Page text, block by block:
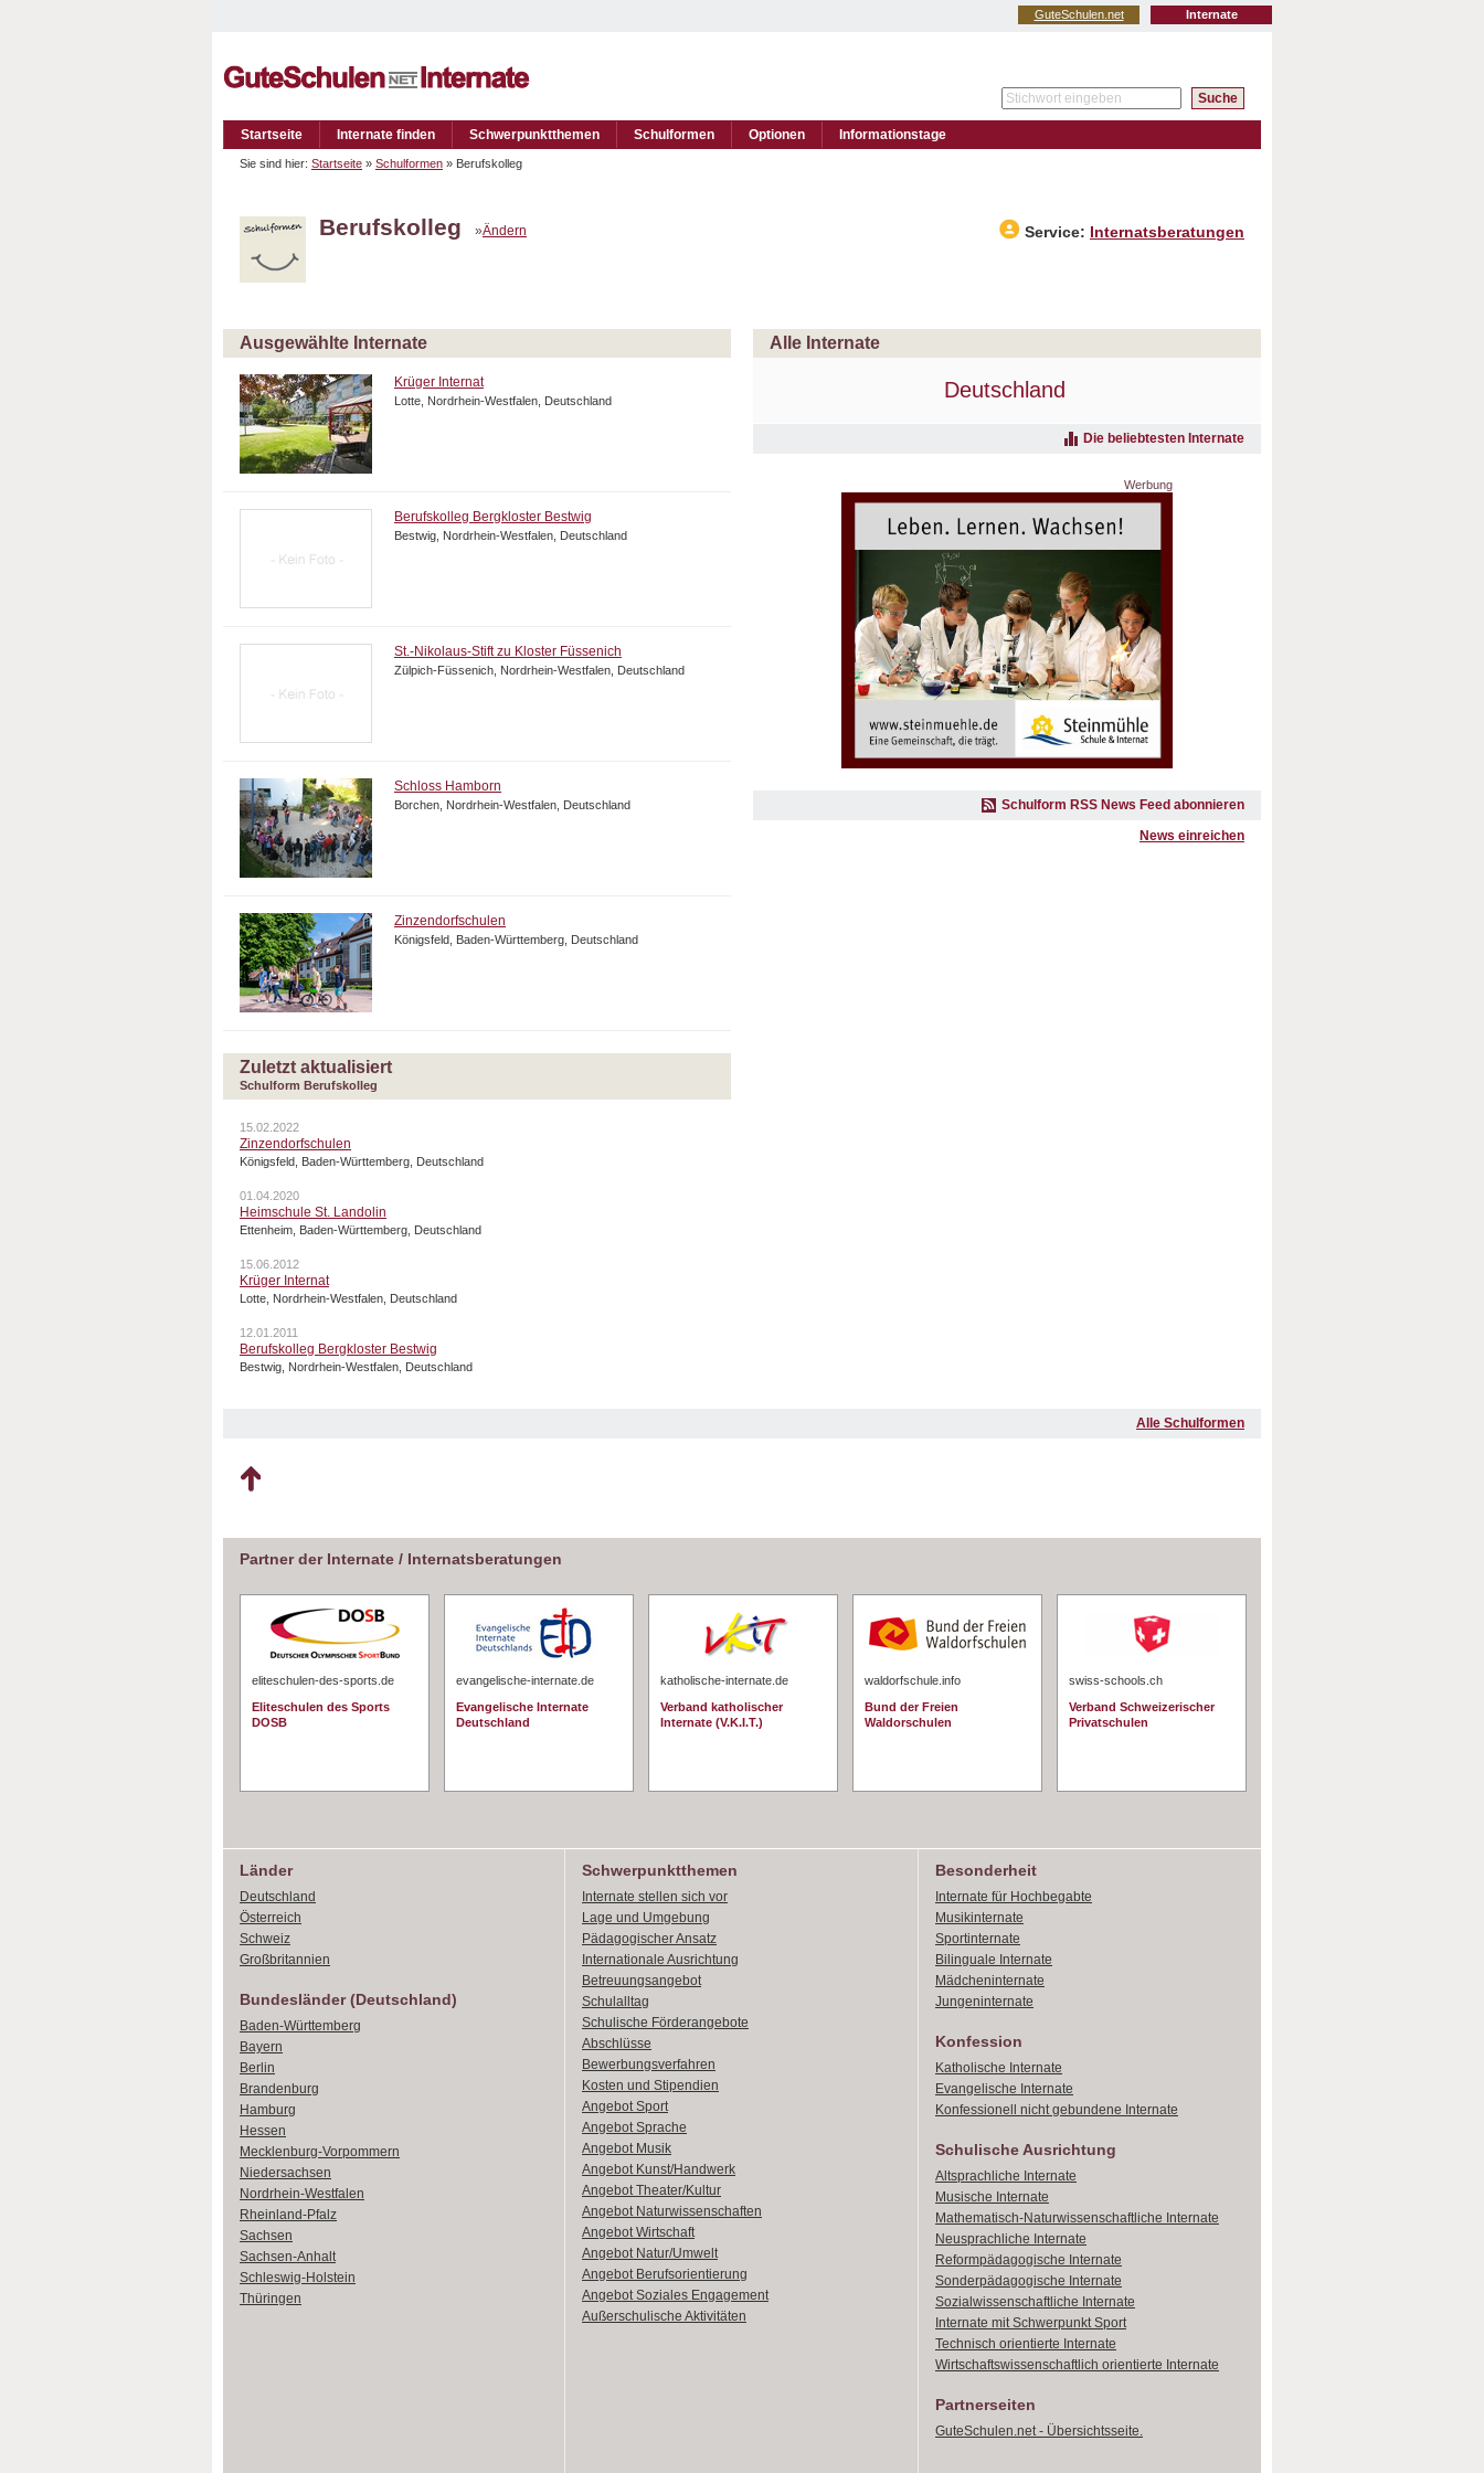
Internate
GuteSchulen.net
Startseite Internate finden Schwerpunktthemen Schulformen Optionen Informationstage
Sie sind hier: Startseite » Schulformen » Berufskolleg
Berufskolleg »Ändern Service: Internatsberatungen
Ausgewählte Internate
Krüger Internat
Lotte, Nordrhein-Westfalen, Deutschland
Berufskolleg Bergkloster Bestwig
Bestwig, Nordrhein-Westfalen, Deutschland
St.-Nikolaus-Stift zu Kloster Füssenich
Zülpich-Füssenich, Nordrhein-Westfalen, Deutschland
Schloss Hamborn
Borchen, Nordrhein-Westfalen, Deutschland
Zinzendorfschulen
Königsfeld, Baden-Württemberg, Deutschland
Zuletzt aktualisiert
Schulform Berufskolleg
15.02.2022
Zinzendorfschulen
Königsfeld, Baden-Württemberg, Deutschland
01.04.2020
Heimschule St. Landolin
Ettenheim, Baden-Württemberg, Deutschland
15.06.2012
Krüger Internat
Lotte, Nordrhein-Westfalen, Deutschland
12.01.2011
Berufskolleg Bergkloster Bestwig
Bestwig, Nordrhein-Westfalen, Deutschland
Alle Internate
Deutschland
Die beliebtesten Internate
Werbung
Schulform RSS News Feed abonnieren
News einreichen
Alle Schulformen
Partner der Internate / Internatsberatungen
eliteschulen-des-sports.de
Eliteschulen des Sports
DOSB
evangelische-internate.de
Evangelische Internate
Deutschland
katholische-internate.de
Verband katholischer
Internate (V.K.I.T.)
waldorfschule.info
Bund der Freien
Waldorschulen
swiss-schools.ch
Verband Schweizerischer
Privatschulen
Länder
Deutschland
Österreich
Schweiz
Großbritannien
Bundesländer (Deutschland)
Baden-Württemberg
Bayern
Berlin
Brandenburg
Hamburg
Hessen
Mecklenburg-Vorpommern
Niedersachsen
Nordrhein-Westfalen
Rheinland-Pfalz
Sachsen
Sachsen-Anhalt
Schleswig-Holstein
Thüringen
Schwerpunktthemen
Internate stellen sich vor
Lage und Umgebung
Pädagogischer Ansatz
Internationale Ausrichtung
Betreuungsangebot
Schulalltag
Schulische Förderangebote
Abschlüsse
Bewerbungsverfahren
Kosten und Stipendien
Angebot Sport
Angebot Sprache
Angebot Musik
Angebot Kunst/Handwerk
Angebot Theater/Kultur
Angebot Naturwissenschaften
Angebot Wirtschaft
Angebot Natur/Umwelt
Angebot Berufsorientierung
Angebot Soziales Engagement
Außerschulische Aktivitäten
Besonderheit
Internate für Hochbegabte
Musikinternate
Sportinternate
Bilinguale Internate
Mädcheninternate
Jungeninternate
Konfession
Katholische Internate
Evangelische Internate
Konfessionell nicht gebundene Internate
Schulische Ausrichtung
Altsprachliche Internate
Musische Internate
Mathematisch-Naturwissenschaftliche Internate
Neusprachliche Internate
Reformpädagogische Internate
Sonderpädagogische Internate
Sozialwissenschaftliche Internate
Internate mit Schwerpunkt Sport
Technisch orientierte Internate
Wirtschaftswissenschaftlich orientierte Internate
Partnerseiten
GuteSchulen.net - Übersichtsseite.